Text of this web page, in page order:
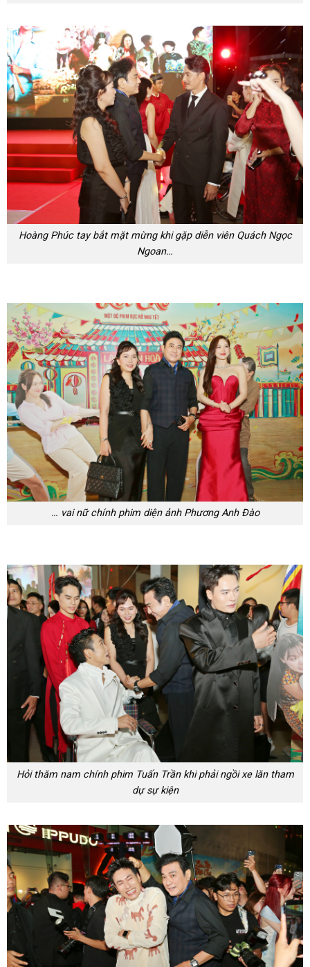
Hoàng Phúc tay bắt mặt mừng khi gặp diễn viên Quách Ngọc
Ngoan…
… vai nữ chính phim diện ảnh Phương Anh Đào
Hỏi thăm nam chính phim Tuấn Trần khi phải ngồi xe lăn tham
dự sự kiện